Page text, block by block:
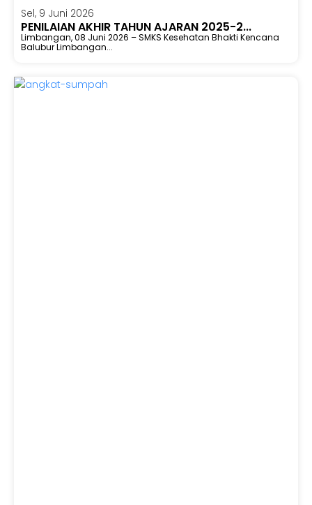
Sel, 9 Juni 2026
PENILAIAN AKHIR TAHUN AJARAN 2025-2...
Limbangan, 08 Juni 2026 – SMKS Kesehatan Bhakti Kencana
Balubur Limbangan...